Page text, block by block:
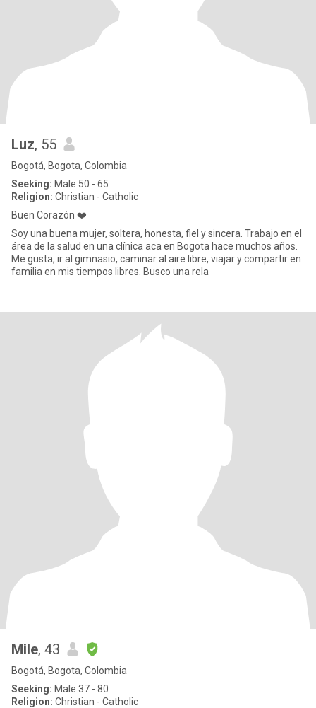
Luz, 55
Bogotá, Bogota, Colombia
Seeking: Male 50 - 65
Religion: Christian - Catholic
Buen Corazón ❤️
Soy una buena mujer, soltera, honesta, fiel y sincera. Trabajo en el
área de la salud en una clínica aca en Bogota hace muchos años.
Me gusta, ir al gimnasio, caminar al aire libre, viajar y compartir en
familia en mis tiempos libres. Busco una rela
Mile, 43
Bogotá, Bogota, Colombia
Seeking: Male 37 - 80
Religion: Christian - Catholic